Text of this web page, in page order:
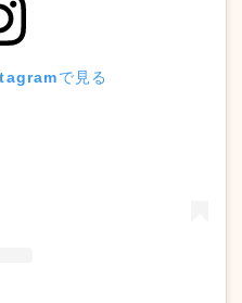
で見る